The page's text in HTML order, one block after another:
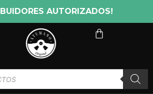
AUTORIZADOS!